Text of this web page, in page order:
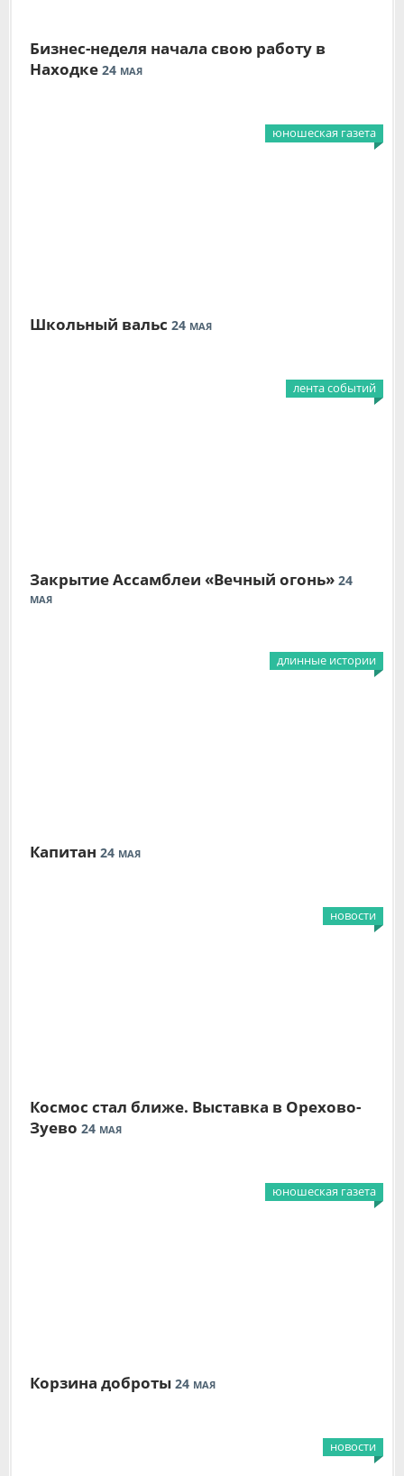
Бизнес-неделя начала свою работу в
Находке 24 МАЯ
юношеская газета
Школьный вальс 24 МАЯ
лента событий
Закрытие Ассамблеи «Вечный огонь» 24
МАЯ
длинные истории
Капитан 24 МАЯ
новости
Космос стал ближе. Выставка в Орехово-
Зуево 24 МАЯ
юношеская газета
Корзина доброты 24 МАЯ
новости